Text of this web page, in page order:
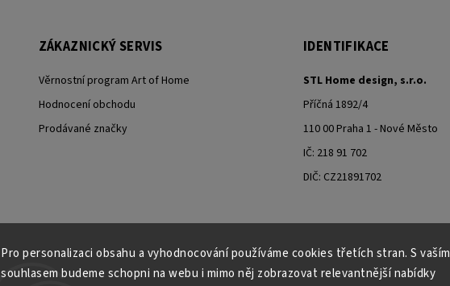
Pro personalizaci obsahu a vyhodnocování používáme cookies třetích stran. S vaším
souhlasem budeme schopni na webu i mimo něj zobrazovat relevantnější nabídky
ZÁKAZNICKÝ SERVIS
Věrnostní program Art of Home
Hodnocení obchodu
Prodávané značky
IDENTIFIKACE
STL Home design, s.r.o.
Příčná 1892/4
110 00 Praha 1 - Nové Město
IČ: 218 91 702
DIČ: CZ21891702
Moje objednávka - odstoupení od smlouvy